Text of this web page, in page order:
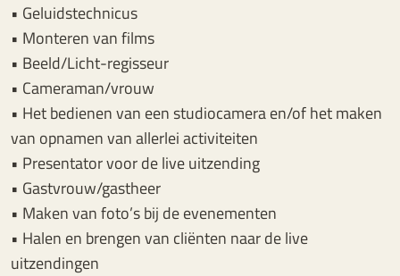
• Geluidstechnicus
• Monteren van films
• Beeld/Licht-regisseur
• Cameraman/vrouw
• Het bedienen van een studiocamera en/of het maken
van opnamen van allerlei activiteiten
• Presentator voor de live uitzending
• Gastvrouw/gastheer
• Maken van foto’s bij de evenementen
• Halen en brengen van cliënten naar de live
uitzendingen